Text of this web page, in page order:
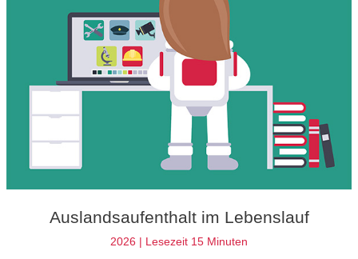
Auslandsaufenthalt im Lebenslauf
2026 | Lesezeit 15 Minuten